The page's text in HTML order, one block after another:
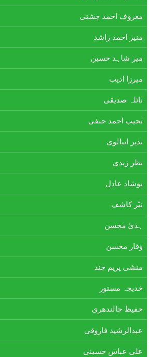
معروف احمد چشتی
منیر احمد راشد
میر شاہد حسین
میرزا ادیب
نائلہ صدیقی
نجیب احمد حنفی
نذیر انبالوی
نظر زیدی
نوشاد عادل
نیّر کاشف
ہدیٰ محسن
وقار محسن
منشی پریم چند
خدیجہ مستور
حفیظ جالندھری
عبدالرشید فاروقی
علی عباس حسینی